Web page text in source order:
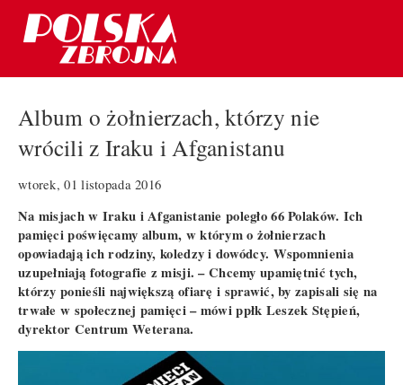
Album o żołnierzach, którzy nie
wrócili z Iraku i Afganistanu
wtorek, 01 listopada 2016
Na misjach w Iraku i Afganistanie poległo 66 Polaków. Ich
pamięci poświęcamy album, w którym o żołnierzach
opowiadają ich rodziny, koledzy i dowódcy. Wspomnienia
uzupełniają fotografie z misji. – Chcemy upamiętnić tych,
którzy ponieśli największą ofiarę i sprawić, by zapisali się na
trwałe w społecznej pamięci – mówi ppłk Leszek Stępień,
dyrektor Centrum Weterana.